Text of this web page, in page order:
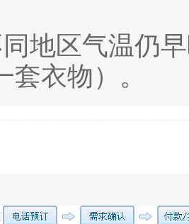
地区气温仍
套衣物）。